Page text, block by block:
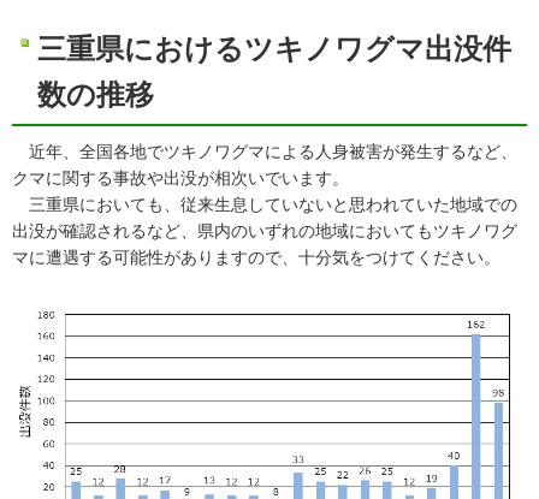
三重県におけるツキノワグマ出没件
数の推移
近年、全国各地でツキノワグマによる人身被害が発生するなど、
クマに関する事故や出没が相次いでいます。
三重県においても、従来生息していないと思われていた地域での
出没が確認されるなど、県内のいずれの地域においてもツキノワグ
マに遭遇する可能性がありますので、十分気をつけてください。